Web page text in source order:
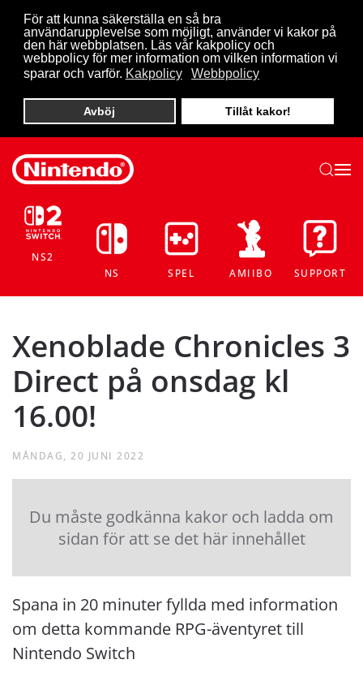
För att kunna säkerställa en så bra
användarupplevelse som möjligt, använder vi kakor på
den här webbplatsen. Läs vår kakpolicy och
webbpolicy för mer information om vilken information vi
sparar och varför. Kakpolicy Webbpolicy
Avböj Tillåt kakor!
Skip to main content
NS2
NS
SPEL AMIIBO SUPPORT
Xenoblade Chronicles 3
Direct på onsdag kl
16.00!
MÅNDAG, 20 JUNI 2022
Du måste godkänna kakor och ladda om
sidan för att se det här innehållet
Spana in 20 minuter fyllda med information
om detta kommande RPG-äventyret till
Nintendo Switch